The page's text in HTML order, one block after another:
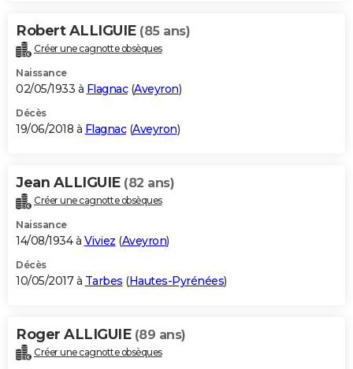
Bricolage
Lifestyle
Culture
Sport
Auto
Television
Voyage
Cinema
Robert ALLIGUIE (85 ans)
Créer une cagnotte obsèques
Naissance
02/05/1933 à Flagnac(Aveyron)
Décès
19/06/2018 à Flagnac(Aveyron)
Jean ALLIGUIE (82 ans)
Créer une cagnotte obsèques
Naissance
14/08/1934 à Viviez (Aveyron)
Décès
10/05/2017 à Tarbes (Hautes-Pyrénées)
Roger ALLIGUIE (89 ans)
Créer une cagnotte obsèques